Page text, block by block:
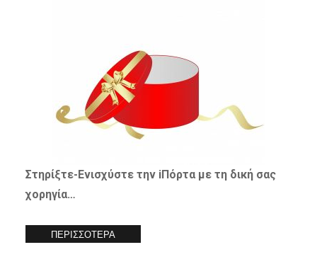
Στηρίξτε-Ενισχύστετην iΠόρτα με τη δική σας
χορηγία…
ΠΕΡΙΣΣΟΤΕΡΑ